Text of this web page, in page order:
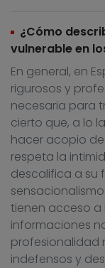
¿Cómo
vulnerable en
En general, en
rigurosos y
necesaria para
cierto que, a lo
hacer acopio
respeta la
descalifica a su
tienen acceso a
informaciones
profesionalidad
indefensos y